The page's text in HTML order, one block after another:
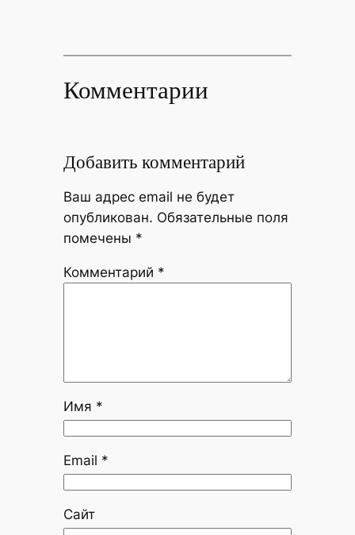
Комментарии
Добавить комментарий
Ваш адрес email не будет
опубликован. Обязательные поля
помечены *
Комментарий *
Имя *
Email *
Сайт